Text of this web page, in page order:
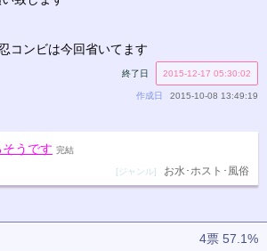
コンビは今回省いてます
終了日 2015-12-17 05:30:02
作成日 2015-10-08 13:49:19
うです 完結
[ジャンル] お水･ホスト･風俗
4票 57.1%